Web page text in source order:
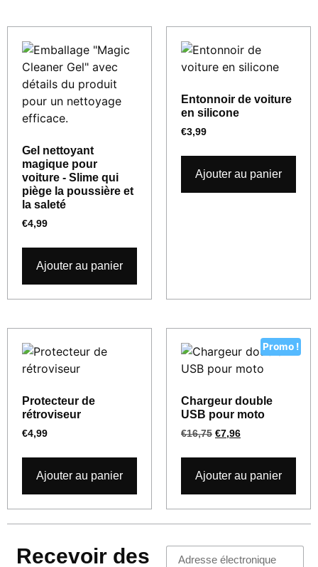
Gel nettoyant
magique pour
voiture - Slime qui
piège la poussière et
la saleté
€4,99
Ajouter au panier
Entonnoir de voiture
en silicone
€3,99
Ajouter au panier
Protecteur de
rétroviseur
€4,99
Ajouter au panier
Promo !
Chargeur double
USB pour moto
€16,75 €7,96
Ajouter au panier
Recevoir des